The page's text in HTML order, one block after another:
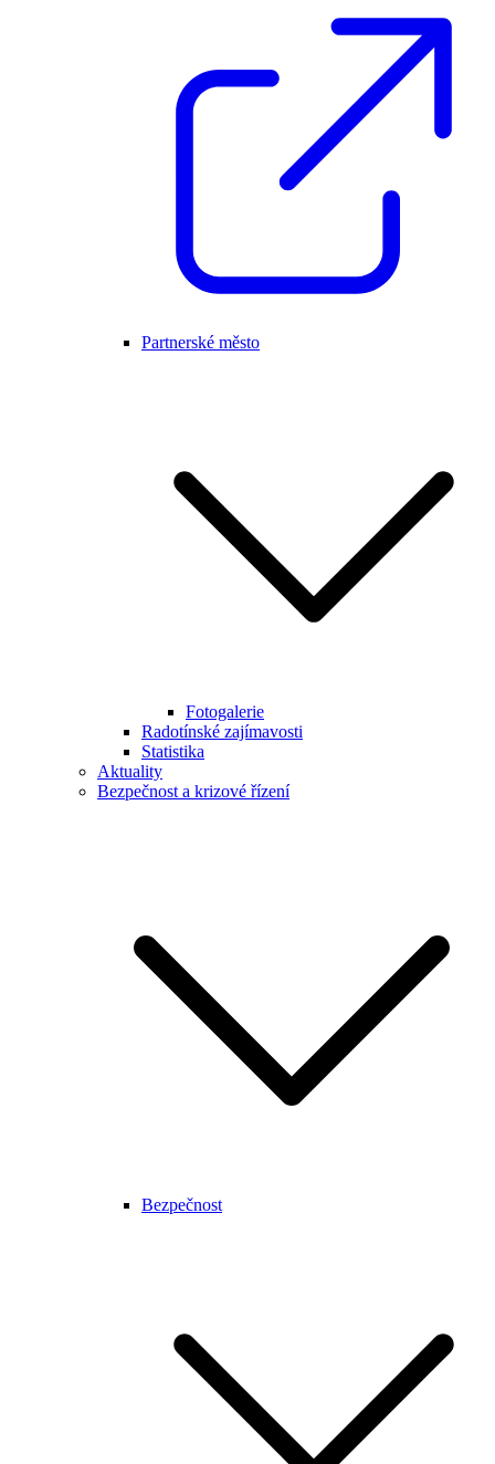
Partnerské město
Fotogalerie
Radotínské zajímavosti
Statistika
Aktuality
Bezpečnost a krizové řízení
Bezpečnost